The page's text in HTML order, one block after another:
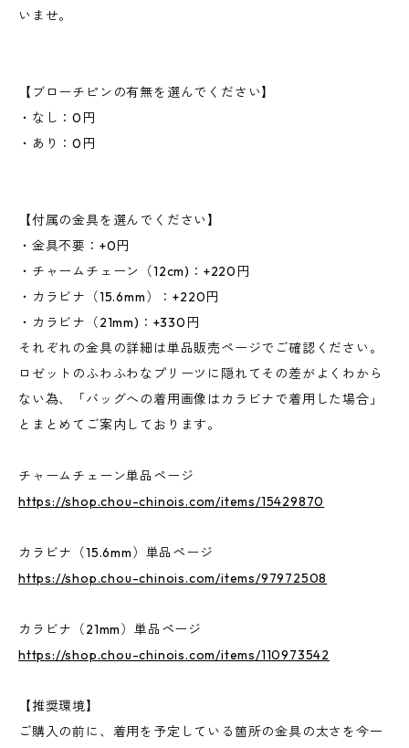
いませ。
【ブローチピンの有無を選んでください】
・なし：0円
・あり：0円
【付属の金具を選んでください】
・金具不要：+0円
・チャームチェーン（12cm)：+220円
・カラビナ（15.6mm）：+220円
・カラビナ（21mm)：+330円
それぞれの金具の詳細は単品販売ページでご確認ください。
ロゼットのふわふわなプリーツに隠れてその差がよくわから
ない為、「バッグへの着用画像はカラビナで着用した場合」
とまとめてご案内しております。
チャームチェーン単品ページ
https://shop.chou-chinois.com/items/15429870
カラビナ（15.6mm）単品ページ
https://shop.chou-chinois.com/items/97972508
カラビナ（21mm）単品ページ
https://shop.chou-chinois.com/items/110973542
【推奨環境】
ご購入の前に、着用を予定している箇所の金具の太さを今一